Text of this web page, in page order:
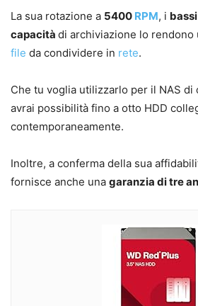
La sua rotazione a 5400 RPM, i
capacità di archiviazione lo rendono
file da condividere in rete.
Che tu voglia utilizzarlo per il NAS di
avrai possibilità fino a otto HDD
contemporaneamente.
Inoltre, a conferma della sua
fornisce anche una garanzia di tre